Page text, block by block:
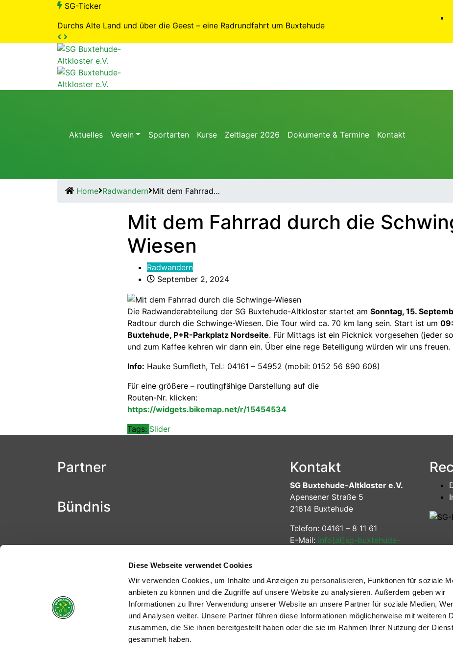
Diese Webseite verwendet Cookies
Wir verwenden Cookies, um Inhalte und Anzeigen zu personalisieren, Funktionen für soziale
anbieten zu können und die Zugriffe auf unsere Website zu analysieren. Außerdem geben wir
Informationen zu Ihrer Verwendung unserer Website an unsere Partner für soziale Medien,
und Analysen weiter. Unsere Partner führen diese Informationen möglicherweise mit weiteren
zusammen, die Sie ihnen bereitgestellt haben oder die sie im Rahmen Ihrer Nutzung der
gesammelt haben.
SG-Ticker
Durchs Alte Land und über die Geest – eine Radrundfahrt um Buxtehude
Aktuelles Verein Sportarten Kurse Zeltlager 2026 Dokumente & Termine Kontakt
Home Radwandern Mit dem Fahrrad…
Mit dem Fahrrad durch die
Wiesen
Radwandern
September 2, 2024
Die Radwanderabteilung der SG Buxtehude-Altkloster startet am Sonntag, 15.
Radtour durch die Schwinge-Wiesen. Die Tour wird ca. 70 km lang sein. Start ist um
Buxtehude, P+R-Parkplatz Nordseite. Für Mittags ist ein Picknick vorgesehen (jeder
und zum Kaffee kehren wir dann ein. Über eine rege Beteiligung würden wir uns freuen.
Info: Hauke Sumfleth, Tel.: 04161 – 54952 (mobil: 0152 56 890 608)
Für eine größere – routingfähige Darstellung auf die
Routen-Nr. klicken:
https://widgets.bikemap.net/r/15454534
Tags: Slider
Partner
Bündnis
Kontakt
SG Buxtehude-Altkloster e.V.
Apensener Straße 5
21614 Buxtehude
Telefon: 04161 – 8 11 61
E-Mail: info[at]sg-buxtehude-
Montag: 9.00 – 12.00 Uhr
Dienstag: 10.00 – 13.00 Uhr
Mittwoch: 9.00 – 12.00 Uhr
Freitag: 14.00 – 16.00 Uhr